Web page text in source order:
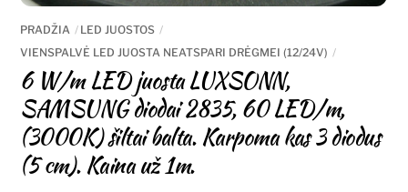
PRADŽIA
LED JUOSTOS
VIENSPALVĖ LED JUOSTA NEATSPARI DRĖGMEI (12/24V)
6 W/m LED juosta LUXSONN,
SAMSUNG diodai 2835, 60 LED/m,
(3000K) šiltai balta. Karpoma kas 3 diodus
(5 cm). Kaina už 1m.